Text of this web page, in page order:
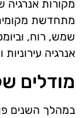
מקורות אנרגיה
מתחדשת מקומית
שמש, רוח,
אנרגיה עירוניות
מודלים
במהלך השנים